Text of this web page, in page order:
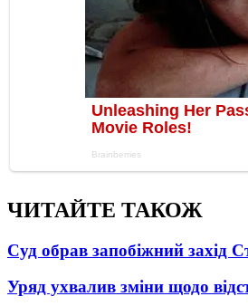
ЧИТАЙТЕ ТАКОЖ
Суд обрав запобіжний захід
Уряд ухвалив зміни щодо